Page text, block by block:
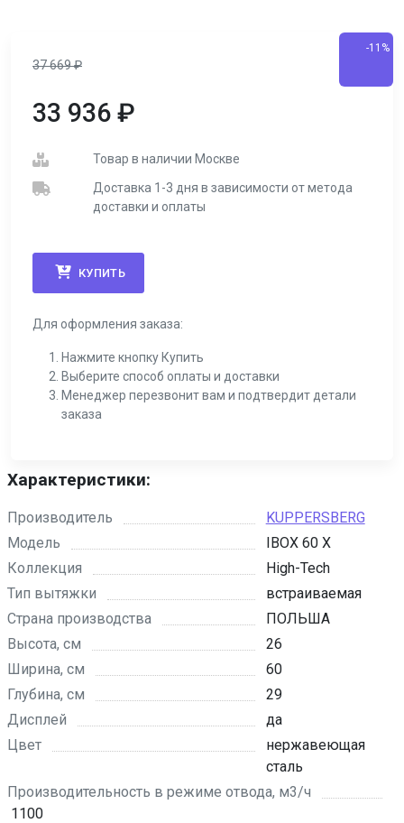
37 669₽
-11%
33 936 ₽
Товар в наличии Москве
Доставка 1-3 дня в зависимости от метода
доставки и оплаты
КУПИТЬ
Для оформления заказа:
Нажмите кнопку Купить
Выберите способ оплаты и доставки
Менеджер перезвонит вам и подтвердит детали
заказа
Характеристики:
Производитель
KUPPERSBERG
Модель
IBOX 60 X
Коллекция
High-Tech
Тип вытяжки
встраиваемая
Страна производства
ПОЛЬША
Высота, см
26
Ширина, см
60
Глубина, см
29
Дисплей
да
Цвет
нержавеющая
сталь
Производительность в режиме отвода, м3/ч
1100